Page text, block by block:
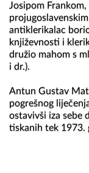
Josipom
antiklerikalac
književnosti i
družio mahom s
i dr.).
Antun Gustav
pogrešnog
ostavivši iza sebe
tiskanih tek 1973.